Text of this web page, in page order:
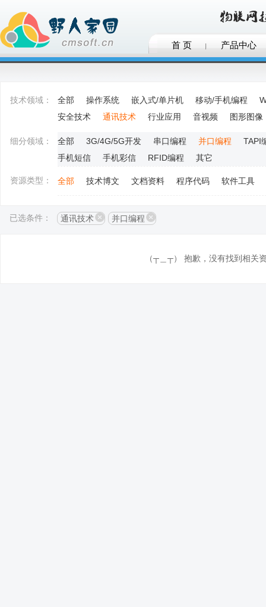
首 页 产品中心
技术领域： 全部 操作系统 嵌入式/单片机 移动/手机编程
安全技术
通讯技术 行业应用 音视频 图形图像
细分领域： 全部 3G/4G/5G开发 串口编程 并口编程
TAPI
手机短信
手机彩信 RFID编程 其它
资源类型： 全部 技术博文 文档资料 程序代码 软件工具
已选条件： 通讯技术 并口编程
（┬＿┬） 抱歉，没有找到相关